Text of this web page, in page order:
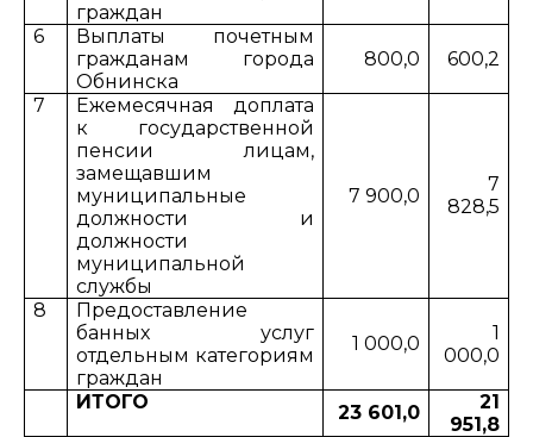
граждан
6
Выплаты почетным
гражданам города
Обнинска
800,0 600,2
7
Ежемесячная доплата
к государственной
пенсии лицам,
замещавшим
муниципальные
должности и
должности
муниципальной
службы
7 900,0
7
828,5
8
Предоставление
банных услуг
отдельным категориям
граждан
1 000,0
1
000,0
ИТОГО 23 601,0
21
951,8